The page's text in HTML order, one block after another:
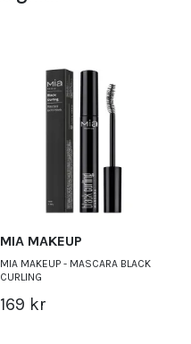
MIA MAKEUP
MIA MAKEUP - MASCARA BLACK
CURLING
169 kr